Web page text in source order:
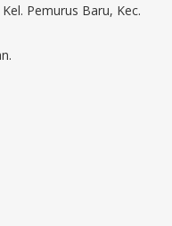
Pemurus Baru, Kec.